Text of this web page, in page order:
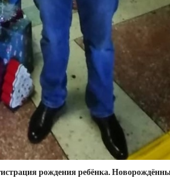
рождения ребёнка.